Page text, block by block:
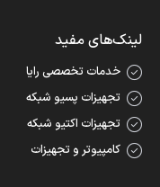
لینک‌های مفید
خدمات تخصصی رایا
تجهیزات پسیو شبکه
تجهیزات اکتیو شبکه
کامپیوتر و تجهیزات